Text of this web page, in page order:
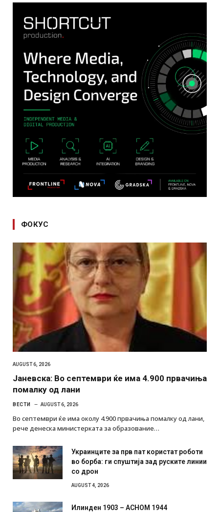
ФОКУС
AUGUST 6, 2026
Јаневска: Во септември ќе има 4.900 првачиња
помалку од лани
ВЕСТИ AUGUST 6, 2026
Во септември ќе има околу 4.900 првачиња помалку од лани,
рече денеска министерката за образование…
Украинците за прв пат користат роботи
во борба: ги спуштија зад руските линии
со дрон
AUGUST 4, 2026
Илинден 1903 – АСНОМ 1944